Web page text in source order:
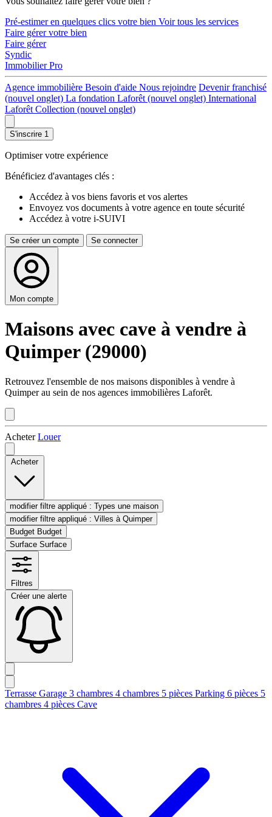
Pré-estimer en quelques clics votre bien Voir tous les services
Faire gérer votre bien
Faire gérer
Syndic
Immobilier Pro
Agence immobilière Besoin d'aide Nous rejoindre Devenir franchisé
(nouvel onglet) La fondation Laforêt (nouvel onglet) International
Laforêt Collection (nouvel onglet)
S'inscrire 1
Optimiser votre expérience
Bénéficiez d'avantages clés :
Accédez à vos biens favoris et vos alertes
Envoyez vos documents à votre agence en toute sécurité
Accédez à votre i-SUIVI
Se créer un compte Se connecter
Mon compte
Maisons avec cave à vendre à
Quimper (29000)
Retrouvez l'ensemble de nos maisons disponibles à vendre à
Quimper au sein de nos agences immobilières Laforêt.
AcheterLouer
Acheter
modifier filtre appliqué : Types une maison
modifier filtre appliqué : Villes à Quimper
Budget Budget
Surface Surface
Filtres
Créer une alerte
Terrasse Garage 3 chambres 4 chambres 5 pièces Parking 6 pièces 5
chambres 4 pièces Cave